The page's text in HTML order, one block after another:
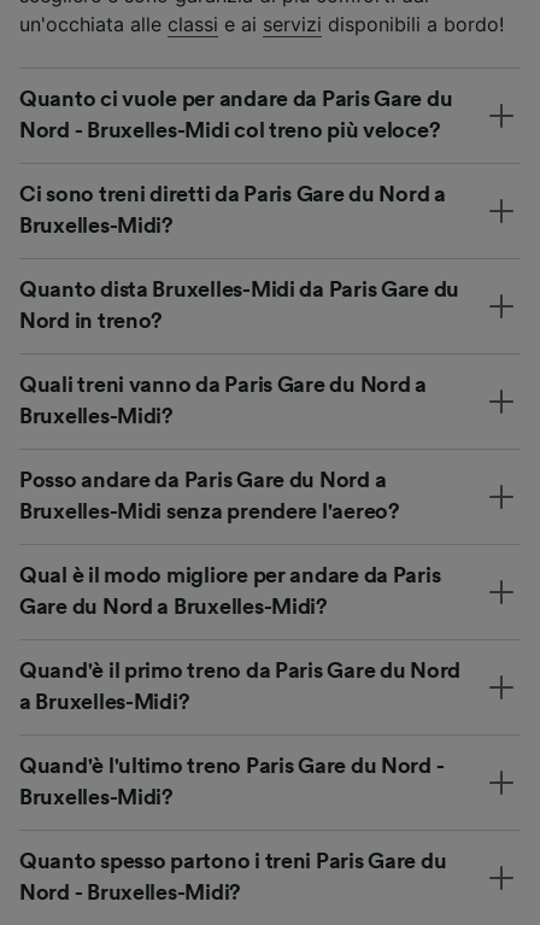
un'occhiata alle classi e ai servizi disponibili a bordo!
Quanto ci vuole per andare da Paris Gare du
Nord - Bruxelles-Midi col treno più veloce?
Ci sono treni diretti da Paris Gare du Nord a
Bruxelles-Midi?
Quanto dista Bruxelles-Midi da Paris Gare du
Nord in treno?
Quali treni vanno da Paris Gare du Nord a
Bruxelles-Midi?
Posso andare da Paris Gare du Nord a
Bruxelles-Midi senza prendere l'aereo?
Qual è il modo migliore per andare da Paris
Gare du Nord a Bruxelles-Midi?
Quand'è il primo treno da Paris Gare du Nord
a Bruxelles-Midi?
Quand'è l'ultimo treno Paris Gare du Nord -
Bruxelles-Midi?
Quanto spesso partono i treni Paris Gare du
Nord - Bruxelles-Midi?